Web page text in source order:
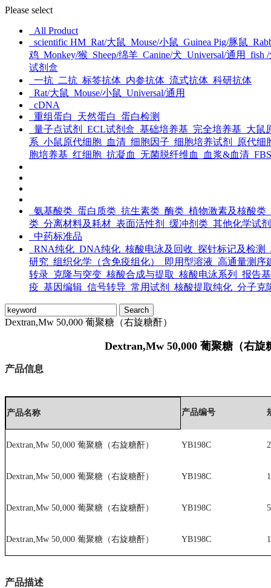
Please select
All Product
scientific HM Rat/大鼠 Mouse/小鼠 Guinea Pig/豚鼠
鸡 Monkey/猴 Sheep/绵羊 Canine/犬 Universal/通用
fish
试剂盒
一抗 二抗 标签抗体 内参抗体 流式抗体 科研抗体
Rat/大鼠 Mouse/小鼠 Universal/通用
cDNA
重组蛋白
天然蛋白 蛋白检测
量子点试剂
ECL试剂盒 基础培养基 完全培养基 大鼠
系 小鼠原代细胞 血清 细胞因子 细胞培养试剂
原代细
胞培养基 红细胞 抗凝血 无菌脱纤维血 血浆&血清
氨基酸类 蛋白质类 抗生素类 酶类 植物激素及核酸类
类 分离材料及耗材 表面活性剂 缓冲剂类 其他化学试剂
中药标准品
RNA纯化 DNA纯化 核酸电泳及回收 探针标记及检测
研究 组织化学（含免疫组化） 即用型溶液 高通量测序
转录 克隆与突变 核酸合成与提取 核酸电泳系列
报告
疫 基因编辑 信号转导 常用试剂 核酸提取纯化 分子克
Dextran,Mw 50,000 葡聚糖（右旋糖酐）
Dextran,Mw 50,000 葡聚糖（右旋
产品信息
产品名称 产品编号
Dextran,Mw 50,000 葡聚糖（右旋糖酐） YB198C
Dextran,Mw 50,000 葡聚糖（右旋糖酐） YB198C
Dextran,Mw 50,000 葡聚糖（右旋糖酐） YB198C
Dextran,Mw 50,000 葡聚糖（右旋糖酐） YB198C
产品描述